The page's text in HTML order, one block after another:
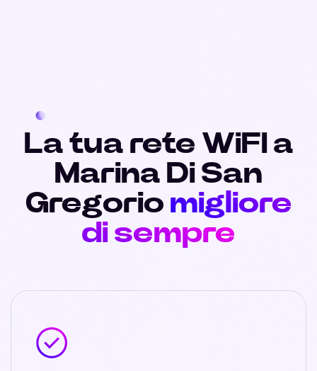
La tua rete WiFI a
Marina Di San
Gregorio migliore
di sempre